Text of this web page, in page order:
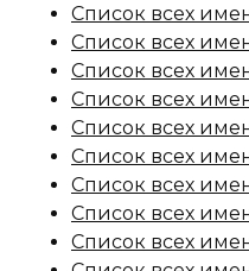
Список всех
Список всех
Список всех
Список всех
Список всех
Список всех
Список всех
Список всех
Список всех